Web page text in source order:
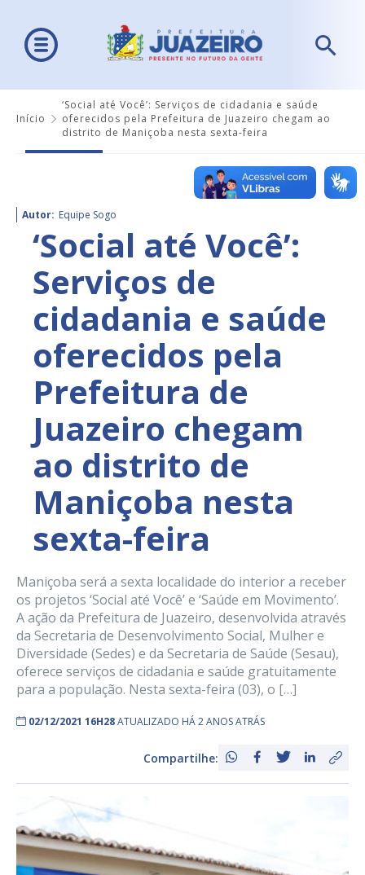
Início
‘Social até Você’: Serviços de cidadania e saúde
oferecidos pela Prefeitura de Juazeiro chegam ao
distrito de Maniçoba nesta sexta-feira
Autor: Equipe Sogo
‘Social até Você’:
Serviços de
cidadania e saúde
oferecidos pela
Prefeitura de
Juazeiro chegam
ao distrito de
Maniçoba nesta
sexta-feira
Maniçoba será a sexta localidade do interior a receber
os projetos ‘Social até Você’ e ‘Saúde em Movimento’.
A ação da Prefeitura de Juazeiro, desenvolvida através
da Secretaria de Desenvolvimento Social, Mulher e
Diversidade (Sedes) e da Secretaria de Saúde (Sesau),
oferece serviços de cidadania e saúde gratuitamente
para a população. Nesta sexta-feira (03), o […]
02/12/2021 16H28ATUALIZADO HÁ 2 ANOS ATRÁS
Compartilhe: